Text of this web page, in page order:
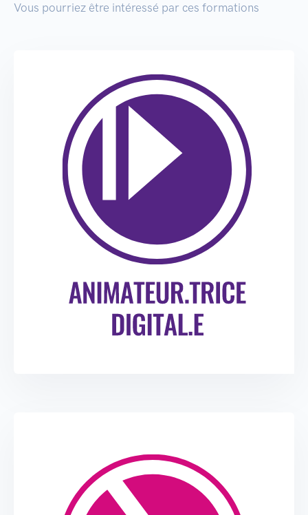
Vous pourriez être intéressé par ces formations